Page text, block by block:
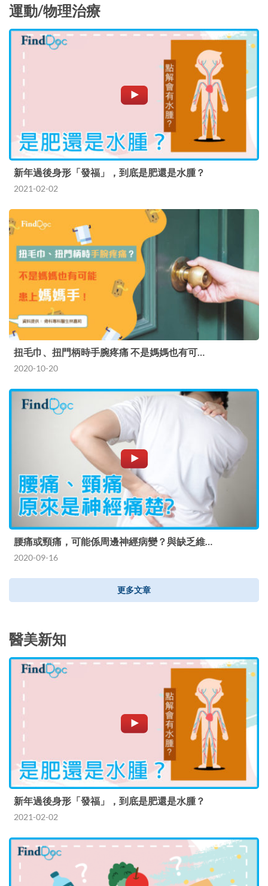
運動/物理治療
新年過後身形「發福」，到底是肥還是水腫？
2021-02-02
扭毛巾、扭門柄時手腕疼痛 不是媽媽也有可…
2020-10-20
腰痛或頸痛，可能係周邊神經病變？與缺乏維…
2020-09-16
更多文章
醫美新知
新年過後身形「發福」，到底是肥還是水腫？
2021-02-02